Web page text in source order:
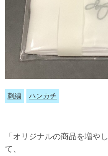
刺繍 ハンカチ
「オリジナルの商品を増や
て、